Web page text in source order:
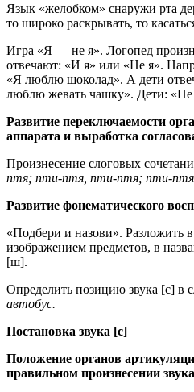
Язык «желобком» снаружи рта
то широко раскрывать, то
Игра «Я — не я». Логопед
отвечают: «И я» или «Не я».
«Я люблю шоколад». А дети
люблю жевать чашку». Дети: «Не
Развитие переключаемости
аппарата и выработка
Произнесение слоговых
птя; пти-птя, пти-птя; пти-
Развитие фонематического
«Подбери и назови». Разложить
изображением предметов, в
[ш].
Определить позицию звука [с] в
автобус.
Постановка звука [с]
Положение органов
правильном произнесении